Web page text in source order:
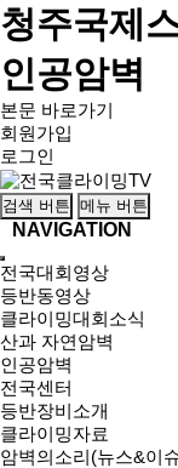
청주국제
인공암벽
본문 바로가기
회원가입
로그인
검색 버튼 메뉴 버튼
NAVIGATION
전국대회영상
등반동영상
클라이밍대회소식
산과 자연암벽
인공암벽
전국센터
등반장비소개
클라이밍자료
암벽의소리(뉴스&이